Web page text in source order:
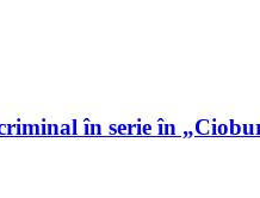
în serie în